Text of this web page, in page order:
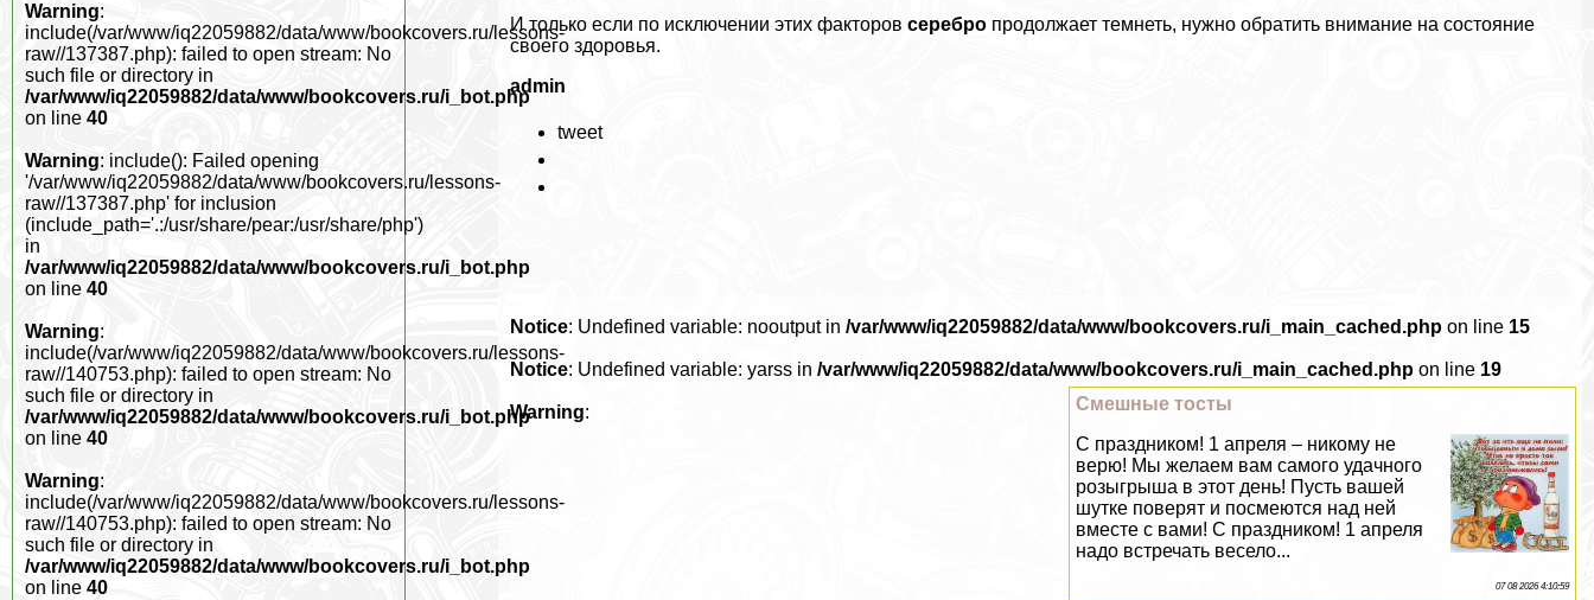
И только если по исключении этих факторовсеребро продолжает темнеть, нужно обратить внимание на состояние
своего здоровья.
admin
tweet
Notice: Undefined variable: nooutput in/var/www/iq22059882/data/www/bookcovers.ru/i_main_cached.php on line 15
Notice: Undefined variable: yarss in/var/www/iq22059882/data/www/bookcovers.ru/i_main_cached.php on line 19
Смешные тосты
С праздником! 1 апреля – никому не
верю! Мы желаем вам самого удачного
розыгрыша в этот день! Пусть вашей
шутке поверят и посмеются над ней
вместе с вами! С праздником! 1 апреля
надо встречать весело...
07 08 2026 4:10:59
Warning:
Warning:
include(/var/www/iq22059882/data/www/bookcovers.ru/lessons-
raw//137387.php): failed to open stream: No
such file or directory in
/var/www/iq22059882/data/www/bookcovers.ru/i_bot.php
on line 40
Warning: include(): Failed opening
'/var/www/iq22059882/data/www/bookcovers.ru/lessons-
raw//137387.php' for inclusion
(include_path='.:/usr/share/pear:/usr/share/php')
in
/var/www/iq22059882/data/www/bookcovers.ru/i_bot.php
on line 40
Warning:
include(/var/www/iq22059882/data/www/bookcovers.ru/lessons-
raw//140753.php): failed to open stream: No
such file or directory in
/var/www/iq22059882/data/www/bookcovers.ru/i_bot.php
on line 40
Warning:
include(/var/www/iq22059882/data/www/bookcovers.ru/lessons-
raw//140753.php): failed to open stream: No
such file or directory in
/var/www/iq22059882/data/www/bookcovers.ru/i_bot.php
on line 40